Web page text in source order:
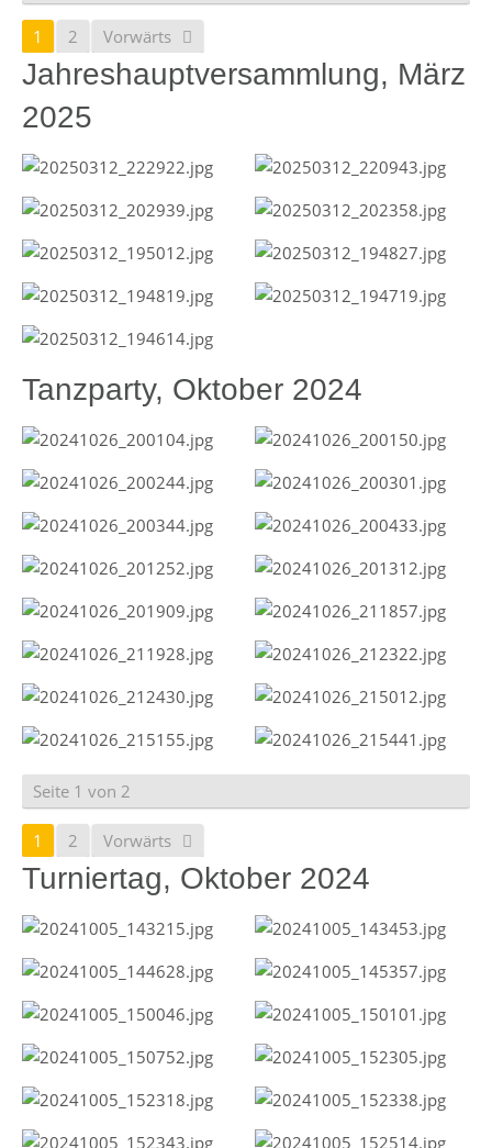
1 2 Vorwärts
Jahreshauptversammlung, März
2025
Tanzparty, Oktober 2024
Seite 1 von 2
1 2 Vorwärts
Turniertag, Oktober 2024